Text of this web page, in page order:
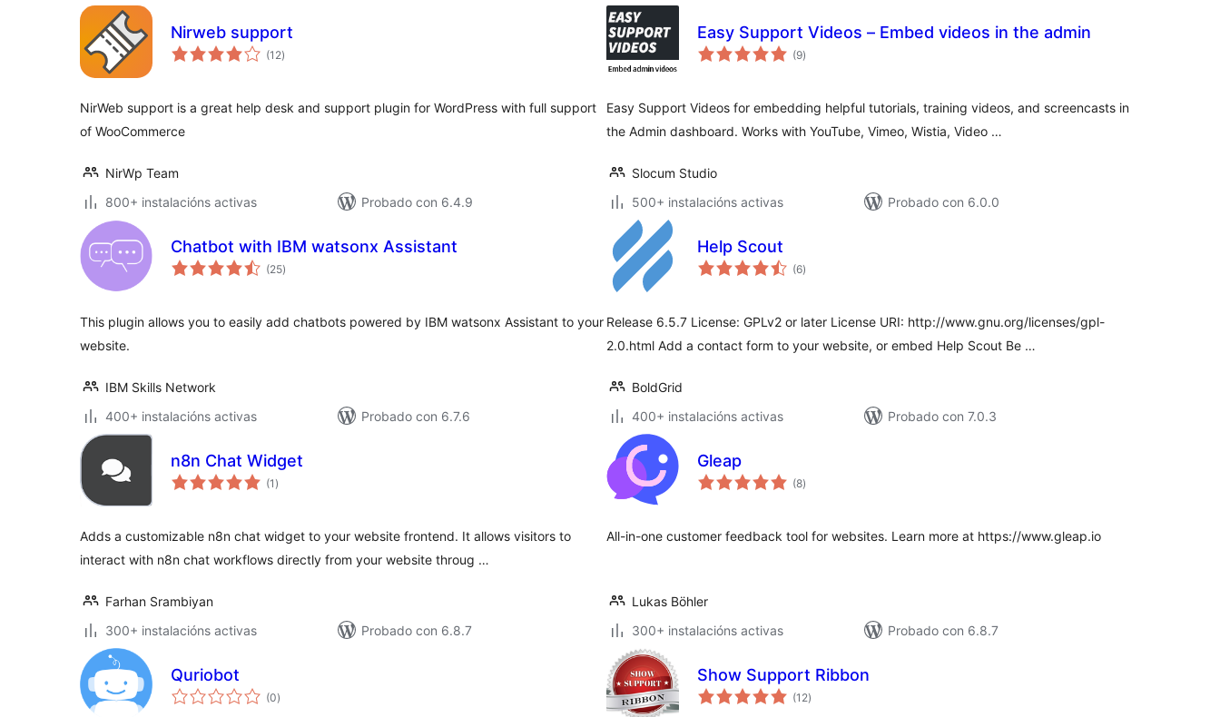
Nirweb support
(12valoracións
totais
)
NirWeb support is a great help desk and support plugin for WordPress with full support
of WooCommerce
NirWp Team
800+ instalacións activas
Probado con 6.4.9
Easy Support Videos – Embed videos in the admin
(9valoracións
totais
)
Easy Support Videos for embedding helpful tutorials, training videos, and screencasts in
the Admin dashboard. Works with YouTube, Vimeo, Wistia, Video …
Slocum Studio
500+ instalacións activas
Probado con 6.0.0
Chatbot with IBM watsonx Assistant
(25valoracións
totais
)
This plugin allows you to easily add chatbots powered by IBM watsonx Assistant to your
website.
IBM Skills Network
400+ instalacións activas
Probado con 6.7.6
Help Scout
(6valoracións
totais
)
Release 6.5.7 License: GPLv2 or later License URI: http://www.gnu.org/licenses/gpl-
2.0.html Add a contact form to your website, or embed Help Scout Be …
BoldGrid
400+ instalacións activas
Probado con 7.0.3
n8n Chat Widget
(1 valoracións
totais
)
Adds a customizable n8n chat widget to your website frontend. It allows visitors to
interact with n8n chat workflows directly from your website throug …
Farhan Srambiyan
300+ instalacións activas
Probado con 6.8.7
Gleap
(8valoracións
totais
)
All-in-one customer feedback tool for websites. Learn more at https://www.gleap.io
Lukas Böhler
300+ instalacións activas
Probado con 6.8.7
Quriobot
(0valoracións
totais
)
Show Support Ribbon
(12valoracións
totais
)